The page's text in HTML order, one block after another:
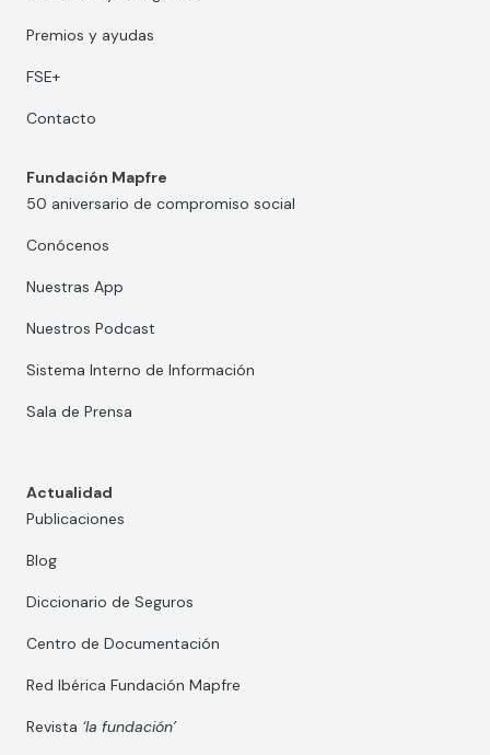
Premios y ayudas
FSE+
Contacto
Fundación Mapfre
50 aniversario de compromiso social
Conócenos
Nuestras App
Nuestros Podcast
Sistema Interno de Información
Sala de Prensa
Actualidad
Publicaciones
Blog
Diccionario de Seguros
Centro de Documentación
Red Ibérica Fundación Mapfre
Revista ‘la fundación’